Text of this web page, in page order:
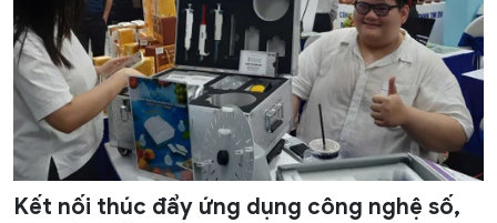
Kết nối thúc đẩy ứng dụng công nghệ số,